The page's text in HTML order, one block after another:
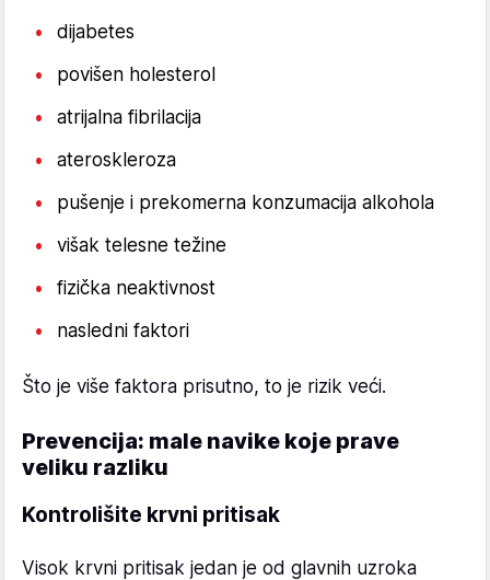
dijabetes
povišen holesterol
atrijalna fibrilacija
ateroskleroza
pušenje i prekomerna konzumacija alkohola
višak telesne težine
fizička neaktivnost
nasledni faktori
Što je više faktora prisutno, to je rizik veći.
Prevencija: male navike koje prave
veliku razliku
Kontrolišite krvni pritisak
Visok krvni pritisak jedan je od glavnih uzroka